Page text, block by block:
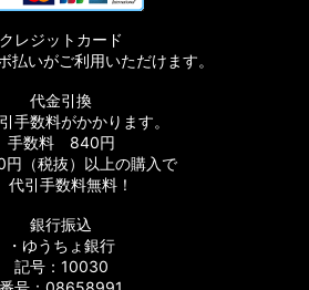
クレジットカード
払いがご利用いただけます。
代金引換
手数料がかかります。
手数料 840円
（税抜）以上の購入で
引手数料無料！
銀行振込
・ゆうちょ銀行
記号：10030